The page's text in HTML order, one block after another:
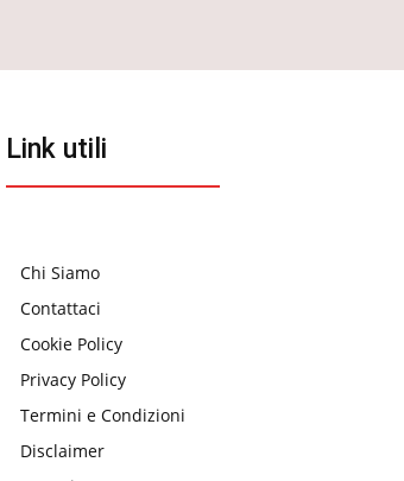
Link utili
Chi Siamo
Contattaci
Cookie Policy
Privacy Policy
Termini e Condizioni
Disclaimer